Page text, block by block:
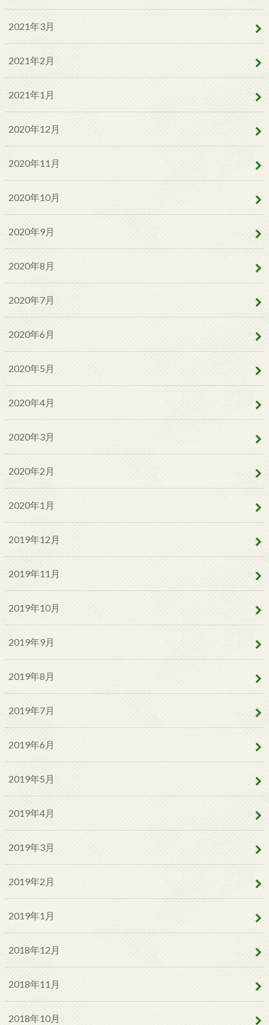
2021年3月
2021年2月
2021年1月
2020年12月
2020年11月
2020年10月
2020年9月
2020年8月
2020年7月
2020年6月
2020年5月
2020年4月
2020年3月
2020年2月
2020年1月
2019年12月
2019年11月
2019年10月
2019年9月
2019年8月
2019年7月
2019年6月
2019年5月
2019年4月
2019年3月
2019年2月
2019年1月
2018年12月
2018年11月
2018年10月